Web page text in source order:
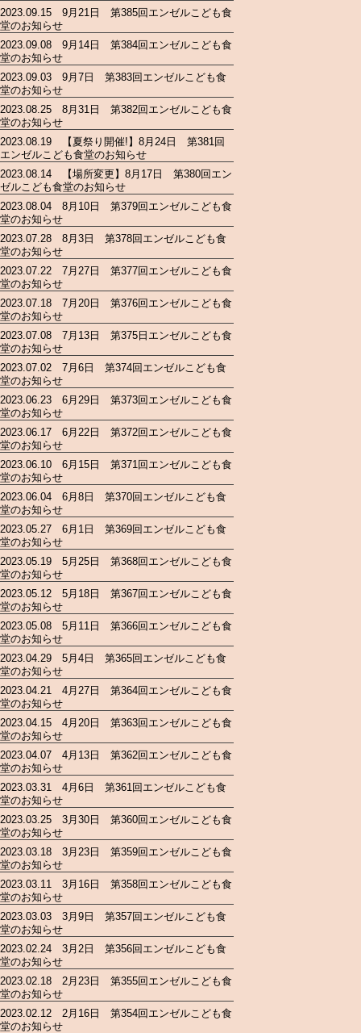
2023.09.15 9月21日 第385回エンゼルこども食
堂のお知らせ
2023.09.08 9月14日 第384回エンゼルこども食
堂のお知らせ
2023.09.03 9月7日 第383回エンゼルこども食
堂のお知らせ
2023.08.25 8月31日 第382回エンゼルこども食
堂のお知らせ
2023.08.19 【夏祭り開催!】8月24日 第381回
エンゼルこども食堂のお知らせ
2023.08.14 【場所変更】8月17日 第380回エン
ゼルこども食堂のお知らせ
2023.08.04 8月10日 第379回エンゼルこども食
堂のお知らせ
2023.07.28 8月3日 第378回エンゼルこども食
堂のお知らせ
2023.07.22 7月27日 第377回エンゼルこども食
堂のお知らせ
2023.07.18 7月20日 第376回エンゼルこども食
堂のお知らせ
2023.07.08 7月13日 第375日エンゼルこども食
堂のお知らせ
2023.07.02 7月6日 第374回エンゼルこども食
堂のお知らせ
2023.06.23 6月29日 第373回エンゼルこども食
堂のお知らせ
2023.06.17 6月22日 第372回エンゼルこども食
堂のお知らせ
2023.06.10 6月15日 第371回エンゼルこども食
堂のお知らせ
2023.06.04 6月8日 第370回エンゼルこども食
堂のお知らせ
2023.05.27 6月1日 第369回エンゼルこども食
堂のお知らせ
2023.05.19 5月25日 第368回エンゼルこども食
堂のお知らせ
2023.05.12 5月18日 第367回エンゼルこども食
堂のお知らせ
2023.05.08 5月11日 第366回エンゼルこども食
堂のお知らせ
2023.04.29 5月4日 第365回エンゼルこども食
堂のお知らせ
2023.04.21 4月27日 第364回エンゼルこども食
堂のお知らせ
2023.04.15 4月20日 第363回エンゼルこども食
堂のお知らせ
2023.04.07 4月13日 第362回エンゼルこども食
堂のお知らせ
2023.03.31 4月6日 第361回エンゼルこども食
堂のお知らせ
2023.03.25 3月30日 第360回エンゼルこども食
堂のお知らせ
2023.03.18 3月23日 第359回エンゼルこども食
堂のお知らせ
2023.03.11 3月16日 第358回エンゼルこども食
堂のお知らせ
2023.03.03 3月9日 第357回エンゼルこども食
堂のお知らせ
2023.02.24 3月2日 第356回エンゼルこども食
堂のお知らせ
2023.02.18 2月23日 第355回エンゼルこども食
堂のお知らせ
2023.02.12 2月16日 第354回エンゼルこども食
堂のお知らせ